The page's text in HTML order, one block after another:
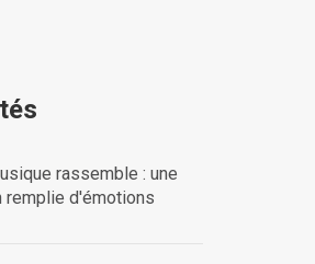
rassemble : une
remplie d'émotions